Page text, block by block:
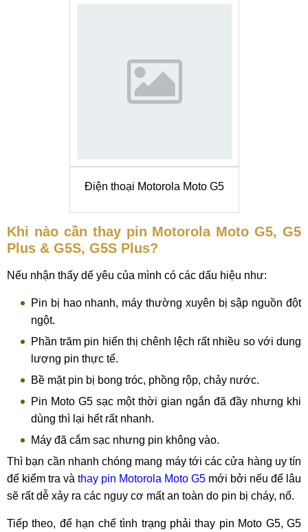
Điện thoại Motorola Moto G5
Khi nào cần thay pin Motorola Moto G5, G5
Plus & G5S, G5S Plus?
Nếu nhận thấy dế yêu của mình có các dấu hiệu như:
Pin bị hao nhanh, máy thường xuyên bị sập nguồn đột
ngột.
Phần trăm pin hiển thị chênh lệch rất nhiều so với dung
lượng pin thực tế.
Bề mặt pin bị bong tróc, phồng rộp, chảy nước.
Pin Moto G5 sạc một thời gian ngắn đã đầy nhưng khi
dùng thì lại hết rất nhanh.
Máy đã cắm sạc nhưng pin không vào.
Thì bạn cần nhanh chóng mang máy tới các cửa hàng uy tín
để kiểm tra và thay pin Motorola Moto G5 mới bởi nếu để lâu
sẽ rất dễ xảy ra các nguy cơ mất an toàn do pin bị cháy, nổ.
Tiếp theo, để hạn chế tình trạng phải thay pin Moto G5, G5